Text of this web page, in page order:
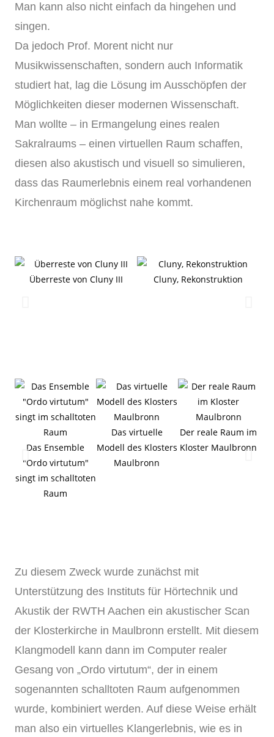
Man kann also nicht einfach da hingehen und
singen.
Da jedoch Prof. Morent nicht nur
Musikwissenschaften, sondern auch Informatik
studiert hat, lag die Lösung im Ausschöpfen der
Möglichkeiten dieser modernen Wissenschaft.
Man wollte – in Ermangelung eines realen
Sakralraums – einen virtuellen Raum schaffen,
diesen also akustisch und visuell so simulieren,
dass das Raumerlebnis einem real vorhandenen
Kirchenraum möglichst nahe kommt.
Überreste von Cluny III
Cluny, Rekonstruktion
Das Ensemble
"Ordo virtutum"
singt im schalltoten
Raum
Das virtuelle
Modell des Klosters
Maulbronn
Der reale Raum im
Kloster Maulbronn
Zu diesem Zweck wurde zunächst mit
Unterstützung des Instituts für Hörtechnik und
Akustik der RWTH Aachen ein akustischer Scan
der Klosterkirche in Maulbronn erstellt. Mit diesem
Klangmodell kann dann im Computer realer
Gesang von „Ordo virtutum“, der in einem
sogenannten schalltoten Raum aufgenommen
wurde, kombiniert werden. Auf diese Weise erhält
man also ein virtuelles Klangerlebnis, wie es in